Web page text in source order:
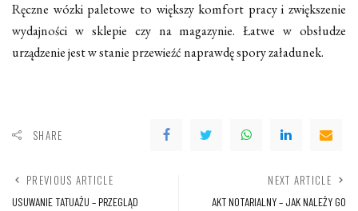
Ręczne wózki paletowe to większy komfort pracy i zwiększenie
wydajności w sklepie czy na magazynie. Łatwe w obsłudze
urządzenie jest w stanie przewieźć naprawdę spory załadunek.
SHARE
PREVIOUS ARTICLE
USUWANIE TATUAŻU – PRZEGLĄD
NEXT ARTICLE
AKT NOTARIALNY – JAK NALEŻY GO